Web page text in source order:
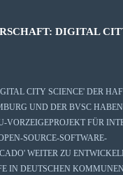
DIGITAL
CITY SCIENCE' DER
UND DER BVSC
VORZEIGEPROJEKT FÜR
SOURCE-SOFTWARE-
WEITER ZU
IN DEUTSCHEN